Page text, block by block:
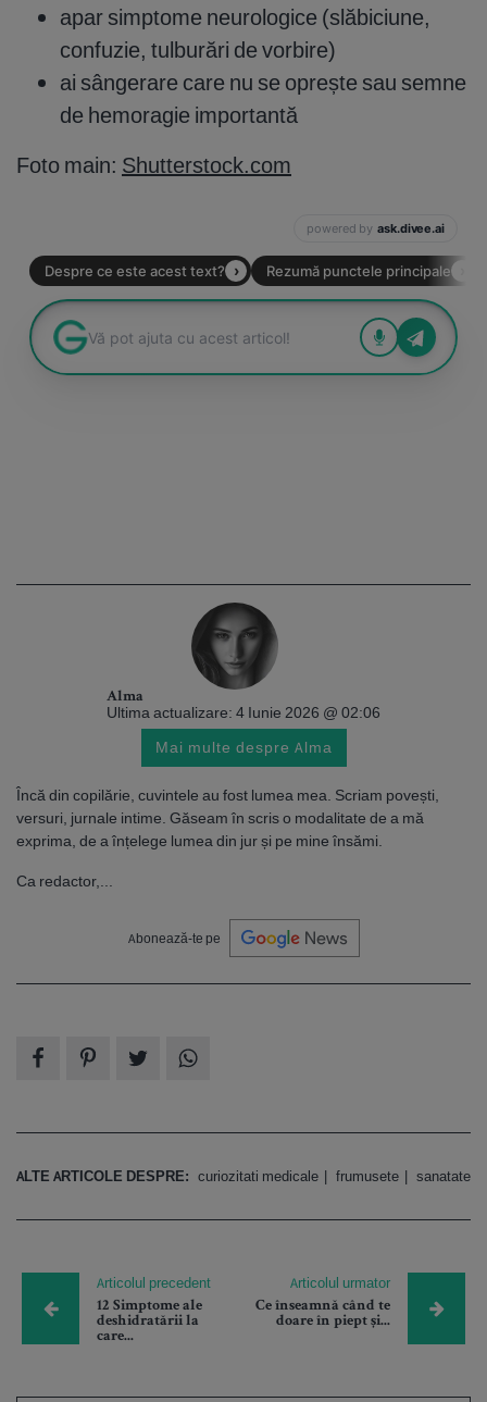
apar simptome neurologice (slăbiciune,
confuzie, tulburări de vorbire)
ai sângerare care nu se oprește sau semne
de hemoragie importantă
Foto main: Shutterstock.com
Alma
Ultima actualizare: 4 Iunie 2026 @ 02:06
Mai multe despre Alma
Încă din copilărie, cuvintele au fost lumea mea. Scriam povești,
versuri, jurnale intime. Găseam în scris o modalitate de a mă
exprima, de a înțelege lumea din jur și pe mine însămi.
Ca redactor,...
Abonează-te pe
ALTE ARTICOLE DESPRE: curiozitati medicale frumusete sanatate
Articolul precedent
12 Simptome ale
deshidratării la
care...
Articolul urmator
Ce înseamnă când te
doare în piept și...